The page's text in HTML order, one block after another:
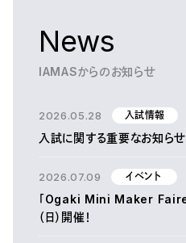
News
IAMASからのお知らせ
2026.05.28 入試情報
入試に関する重要なお知ら
2026.07.09 イベント
「Ogaki Mini Maker Faire
（日）開催！